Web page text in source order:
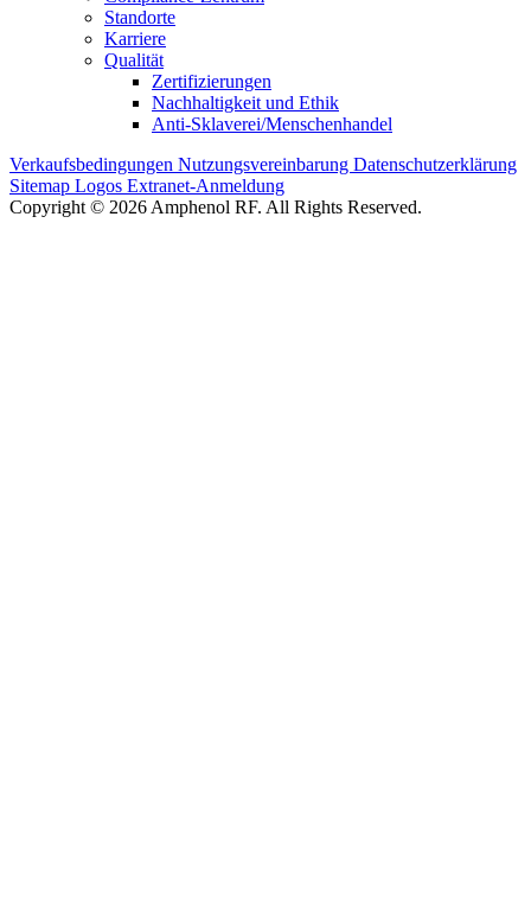
Standorte
Karriere
Qualität
Zertifizierungen
Nachhaltigkeit und Ethik
Anti-Sklaverei/Menschenhandel
Verkaufsbedingungen Nutzungsvereinbarung Datenschutzerklärung
Sitemap Logos Extranet-Anmeldung
Copyright © 2026 Amphenol RF. All Rights Reserved.